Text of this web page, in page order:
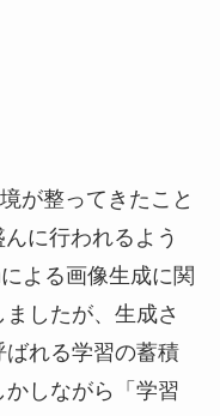
が整ってきたこと
に行われるよう
よる画像生成に関
したが、生成さ
れる学習の蓄積
しながら「学習